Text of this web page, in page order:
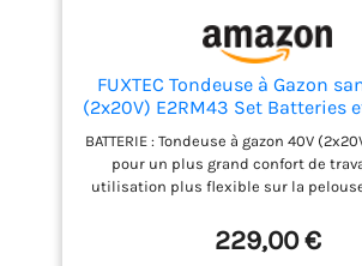
FUXTEC Tondeuse à Gazon
(2x20V) E2RM43 Set Batteries
- Largeur De Coupe 43cm, 40L,
Coupe Variable, Tondeuse
Batterie, sans Fil
BATTERIE : Tondeuse à gazon 40V
pour un plus grand confort de
utilisation plus flexible sur la pelouse.
hauteur de coupe réglable de 25 à 75
également pour les zones difficiles
229,00 €